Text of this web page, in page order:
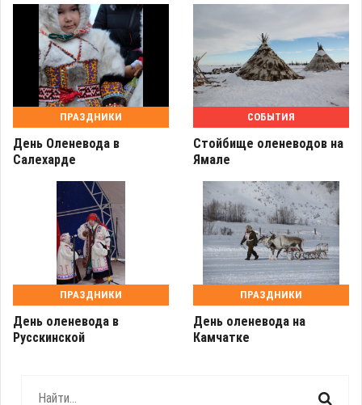
ПРАЗДНИКИ
День Оленевода в
Салехарде
СОБЫТИЯ
Стойбище оленеводов на
Ямале
ПРАЗДНИКИ
День оленевода в
Русскинской
ПРАЗДНИКИ
День оленевода на
Камчатке